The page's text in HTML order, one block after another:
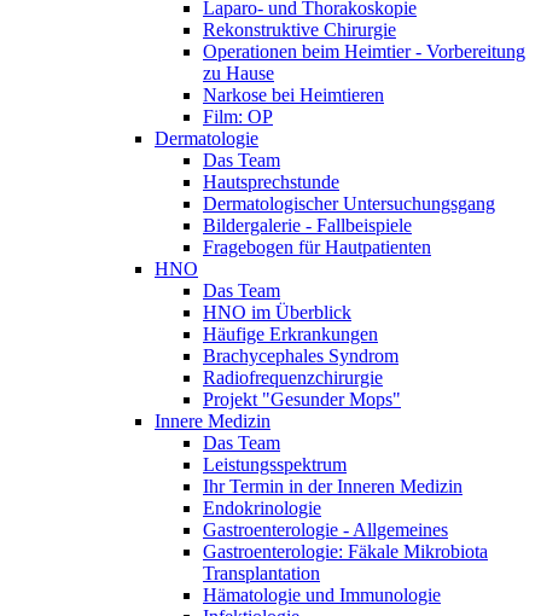
Laparo- und Thorakoskopie
Rekonstruktive Chirurgie
Operationen beim Heimtier - Vorbereitung
zu Hause
Narkose bei Heimtieren
Film: OP
Dermatologie
Das Team
Hautsprechstunde
Dermatologischer Untersuchungsgang
Bildergalerie - Fallbeispiele
Fragebogen für Hautpatienten
HNO
Das Team
HNO im Überblick
Häufige Erkrankungen
Brachycephales Syndrom
Radiofrequenzchirurgie
Projekt "Gesunder Mops"
Innere Medizin
Das Team
Leistungsspektrum
Ihr Termin in der Inneren Medizin
Endokrinologie
Gastroenterologie - Allgemeines
Gastroenterologie: Fäkale Mikrobiota
Transplantation
Hämatologie und Immunologie